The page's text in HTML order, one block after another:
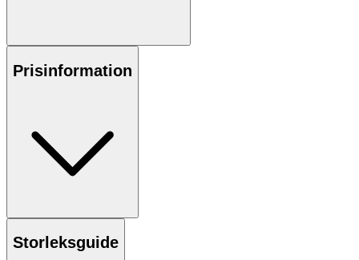
Prisinformation
Storleksguide